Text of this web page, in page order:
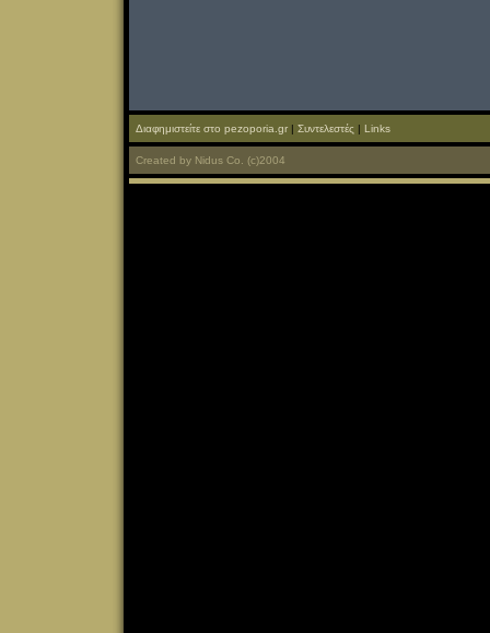
Διαφημιστείτε στο pezoporia.gr | Συντελεστές | Links
Created by Nidus Co. (c)2004